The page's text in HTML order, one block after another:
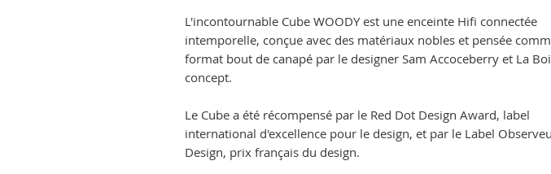
L'incontournable Cube WOODY est une enceinte Hifi connectée
intemporelle, conçue avec des matériaux nobles et pensée
format bout de canapé par le designer Sam Accoceberry et La
concept.
Le Cube a été récompensé par le Red Dot Design Award, label
international d'excellence pour le design, et par le Label
Design, prix français du design.